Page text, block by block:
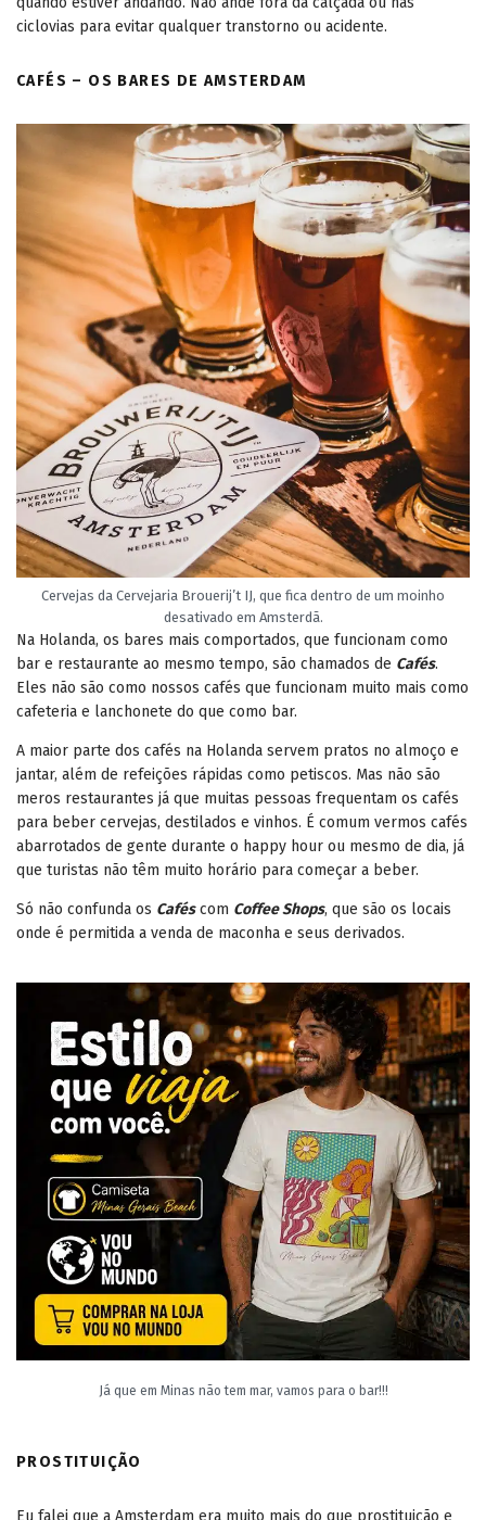
ciclovias para evitar qualquer transtorno ou acidente.
CAFÉS – OS BARES DE AMSTERDAM
Cervejas da Cervejaria Brouerij’t IJ, que fica dentro de um moinho
desativado em Amsterdã.
Na Holanda, os bares mais comportados, que funcionam como
bar e restaurante ao mesmo tempo, são chamados de Cafés.
Eles não são como nossos cafés que funcionam muito mais como
cafeteria e lanchonete do que como bar.
A maior parte dos cafés na Holanda servem pratos no almoço e
jantar, além de refeições rápidas como petiscos. Mas não são
meros restaurantes já que muitas pessoas frequentam os cafés
para beber cervejas, destilados e vinhos. É comum vermos cafés
abarrotados de gente durante o happy hour ou mesmo de dia, já
que turistas não têm muito horário para começar a beber.
Só não confunda os Caféscom Coffee Shops, que são os locais
onde é permitida a venda de maconha e seus derivados.
Já que em Minas não tem mar, vamos para o bar!!!
PROSTITUIÇÃO